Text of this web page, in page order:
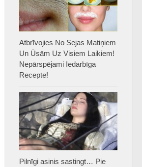
Atbrīvojies No Sejas Matiņiem
Un Ūsām Uz Visiem Laikiem!
Nepārspējami Iedarbīga
Recepte!
Pilnīgi asinis sastingt… Pie